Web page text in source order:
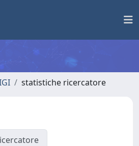
statistiche ricercatore